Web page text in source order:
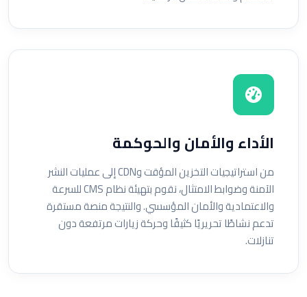
الأداء والأمان والحوكمة
من استراتيجيات التخزين المؤقت وCDN إلى عمليات النشر
الآمنة وضوابط الامتثال، نقوم بتهيئة نظام CMS للسرعة
والاعتمادية والأمان المؤسسي. والنتيجة منصة مستقرة
تدعم نشاطًا تحريريًا كثيفًا وحركة زيارات مرتفعة دون
تنازلات.